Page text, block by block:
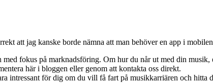
att jag kanske borde nämna att man behöver en app i
fokus på marknadsföring. Om hur du når ut med din
här i bloggen eller genom att kontakta oss direkt.
intressant för dig om du vill få fart på musikkarriären och hitta